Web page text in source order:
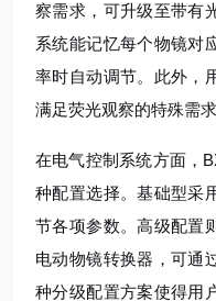
察需求，可升级至带有
系统能记忆每个物镜对
率时自动调节。此外，
满足荧光观察的特殊需求
在电气控制系统方面，
种配置选择。基础型采
节各项参数。高级配置
电动物镜转换器，可通
种分级配置方案使得用